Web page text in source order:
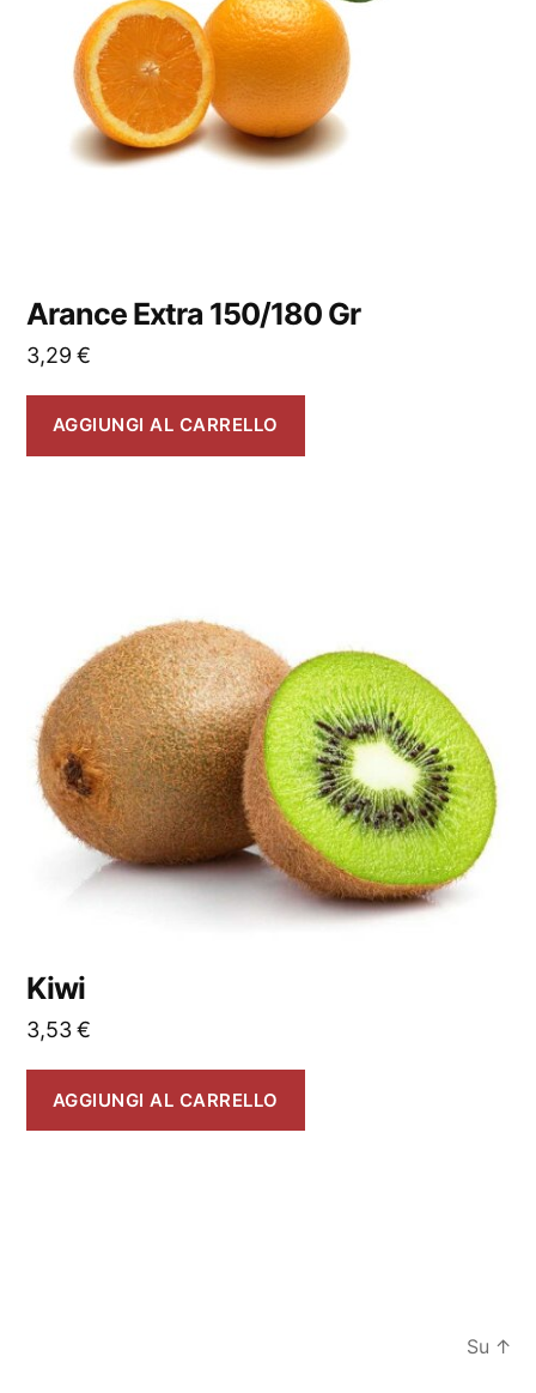
Arance Extra 150/180 Gr
3,29€
AGGIUNGI AL CARRELLO
Kiwi
3,53€
AGGIUNGI AL CARRELLO
Su ↑